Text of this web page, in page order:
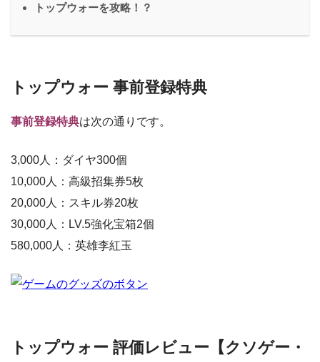
トップウォーを攻略！？
トップウォー 事前登録特典
事前登録特典は次の通りです。
3,000人：ダイヤ300個
10,000人：高級招集券5枚
20,000人：スキル券20枚
30,000人：LV.5強化宝箱2個
580,000人：英雄李紅玉
トップウォー 評価レビュー【クソゲー・